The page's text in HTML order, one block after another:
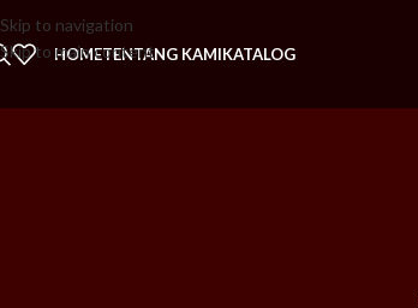
Skip to navigation
Skip to main content
HOMETENTANG KAMIKATALOG